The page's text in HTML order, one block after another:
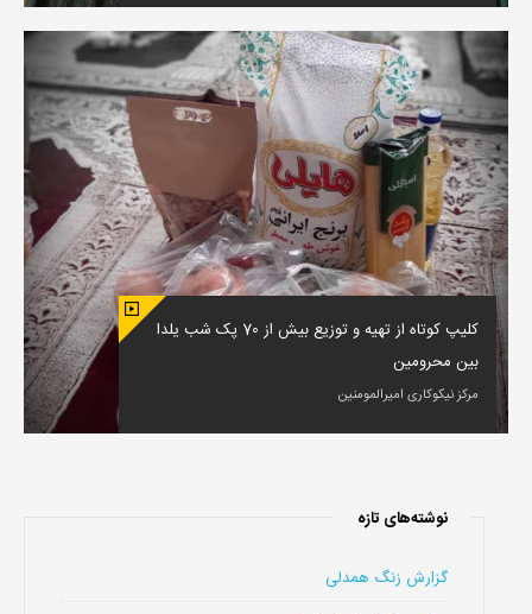
کلیپ کوتاه از تهیه و توزیع بیش از 70 پک شب یلدا
بین محرومین
مرکز نیکوکاری امیرالمومنین
نوشته‌های تازه
گزارش زنگ همدلی